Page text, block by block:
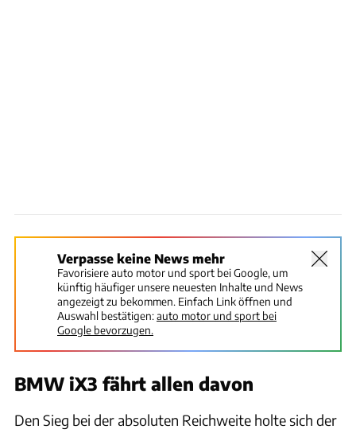
Verpasse keine News mehr
Favorisiere auto motor und sport bei Google, um
künftig häufiger unsere neuesten Inhalte und News
angezeigt zu bekommen. Einfach Link öffnen und
Auswahl bestätigen:auto motor und sport bei
Google bevorzugen.
BMW iX3 fährt allen davon
Den Sieg bei der absoluten Reichweite holte sich der